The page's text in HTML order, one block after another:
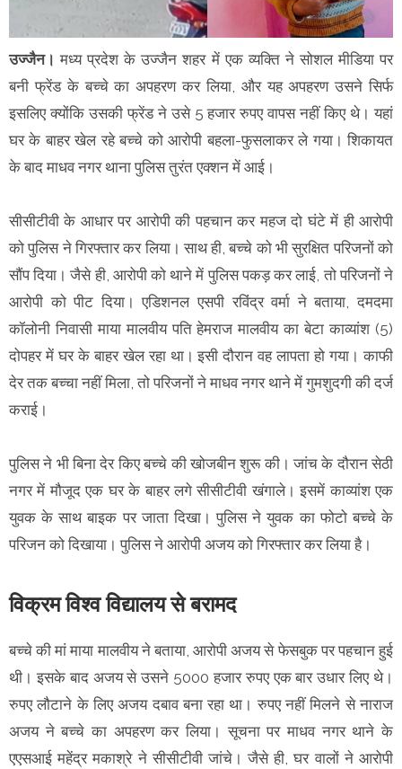
उज्जैन।मध्य प्रदेश के उज्जैन शहर में एक व्यक्ति ने सोशल मीडिया पर
बनी फ्रेंड के बच्चे का अपहरण कर लिया, और यह अपहरण उसने सिर्फ
इसलिए क्योंकि उसकी फ्रेंड ने उसे 5 हजार रुपए वापस नहीं किए थे। यहां
घर के बाहर खेल रहे बच्चे को आरोपी बहला-फुसलाकर ले गया। शिकायत
के बाद माधव नगर थाना पुलिस तुरंत एक्शन में आई।
सीसीटीवी के आधार पर आरोपी की पहचान कर महज दो घंटे में ही आरोपी
को पुलिस ने गिरफ्तार कर लिया। साथ ही, बच्चे को भी सुरक्षित परिजनों को
सौंप दिया। जैसे ही, आरोपी को थाने में पुलिस पकड़ कर लाई, तो परिजनों ने
आरोपी को पीट दिया। एडिशनल एसपी रविंद्र वर्मा ने बताया, दमदमा
कॉलोनी निवासी माया मालवीय पति हेमराज मालवीय का बेटा काव्यांश (5)
दोपहर में घर के बाहर खेल रहा था। इसी दौरान वह लापता हो गया। काफी
देर तक बच्चा नहीं मिला, तो परिजनों ने माधव नगर थाने में गुमशुदगी की दर्ज
कराई।
पुलिस ने भी बिना देर किए बच्चे की खोजबीन शुरू की। जांच के दौरान सेठी
नगर में मौजूद एक घर के बाहर लगे सीसीटीवी खंगाले। इसमें काव्यांश एक
युवक के साथ बाइक पर जाता दिखा। पुलिस ने युवक का फोटो बच्चे के
परिजन को दिखाया। पुलिस ने आरोपी अजय को गिरफ्तार कर लिया है।
विक्रम विश्व विद्यालय से बरामद
बच्चे की मां माया मालवीय ने बताया, आरोपी अजय से फेसबुक पर पहचान हुई
थी। इसके बाद अजय से उसने 5000 हजार रुपए एक बार उधार लिए थे।
रुपए लौटाने के लिए अजय दबाव बना रहा था। रुपए नहीं मिलने से नाराज
अजय ने बच्चे का अपहरण कर लिया। सूचना पर माधव नगर थाने के
एएसआई महेंद्र मकाश्रे ने सीसीटीवी जांचे। जैसे ही, घर वालों ने आरोपी